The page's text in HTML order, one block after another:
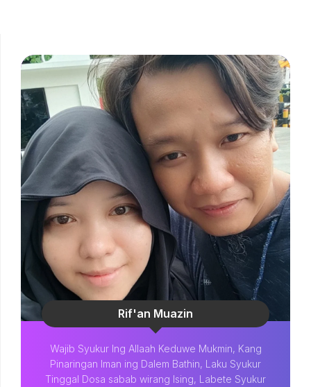
Rif'an Muazin
Wajib Syukur Ing Allaah Keduwe Mukmin, Kang
Pinaringan Iman ing Dalem Bathin, Laku Syukur
Tinggal Dosa sabab wirang Ising, Labete Syukur